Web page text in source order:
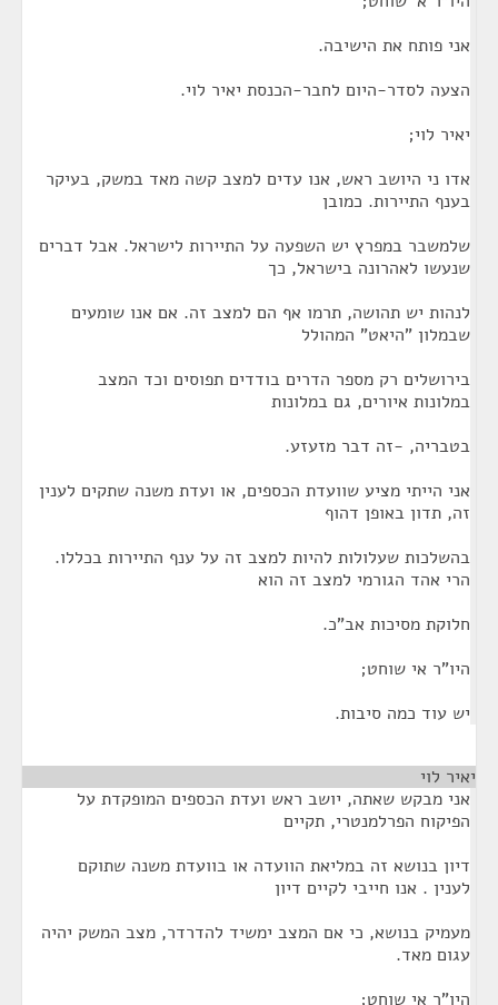
אני פותח את הישיבה.
הצעה לסדר-היום לחבר-הכנסת יאיר לוי.
יאיר לוי;
אדו ני היושב ראש, אנו עדים למצב קשה מאד במשק, בעיקר
בענף התיירות. כמובן
שלמשבר במפרץ יש השפעה על התיירות לישראל. אבל דברים
שנעשו לאהרונה בישראל, כך
לנהות יש תהושה, תרמו אף הם למצב זה. אם אנו שומעים
שבמלון "היאט" המהולל
בירושלים רק מספר הדרים בודדים תפוסים וכד המצב
במלונות איורים, גם במלונות
בטבריה, -זה דבר מזעזע.
אני הייתי מציע שוועדת הכספים, או ועדת משנה שתקים לענין
זה, תדון באופן דהוף
בהשלכות שעלולות להיות למצב זה על ענף התיירות בכללו.
הרי אהד הגורמי למצב זה הוא
חלוקת מסיכות אב"כ.
היו"ר אי שוחט;
יש עוד כמה סיבות.
יאיר לוי
אני מבקש שאתה, יושב ראש ועדת הכספים המופקדת על
הפיקוח הפרלמנטרי, תקיים
דיון בנושא זה במליאת הוועדה או בוועדת משנה שתוקם
לענין . אנו חייבי לקיים דיון
מעמיק בנושא, כי אם המצב ימשיד להדרדר, מצב המשק יהיה
עגום מאד.
היו"ר אי שוחט;